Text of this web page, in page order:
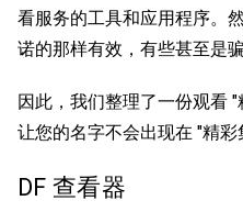
看服务的工具和应用程序。
诺的那样有效，有些甚至是
因此，我们整理了一份观看
让您的名字不会出现在 "精彩
DF 查看器